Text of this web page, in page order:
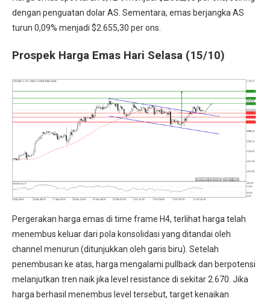
dengan penguatan dolar AS. Sementara, emas berjangka AS
turun 0,09% menjadi $2.655,30 per ons.
Prospek Harga Emas Hari Selasa (15/10)
Pergerakan harga emas di time frame H4, terlihat harga telah
menembus keluar dari pola konsolidasi yang ditandai oleh
channel menurun (ditunjukkan oleh garis biru). Setelah
penembusan ke atas, harga mengalami pullback dan berpotensi
melanjutkan tren naik jika level resistance di sekitar 2.670. Jika
harga berhasil menembus level tersebut, target kenaikan